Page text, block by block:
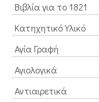
Βιβλία για το 1821
Κατηχητικό Υλικό
Αγία Γραφή
Αγιολογικά
Αντιαιρετικά